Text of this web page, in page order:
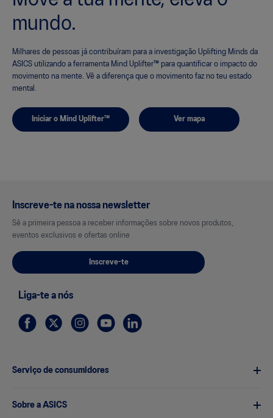
mundo.
Milhares de pessoas já contribuíram para a investigação Uplifting Minds da
ASICS utilizando a ferramenta Mind Uplifter™ para quantificar o impacto do
movimento na mente. Vê a diferença que o movimento faz no teu estado
mental.
Iniciar o Mind Uplifter™ Ver mapa
Inscreve-te na nossa newsletter
Sê a primeira pessoa a receber informações sobre novos produtos,
eventos exclusivos e ofertas online
Inscreve-te
Liga-te a nós
Serviço de consumidores
Sobre a ASICS